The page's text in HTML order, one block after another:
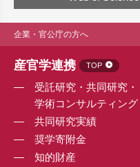
企業・官公庁の方へ
産官学連携 TOP
受託研究・共同研究・
学術コンサルティング
共同研究実績
奨学寄附金
知的財産